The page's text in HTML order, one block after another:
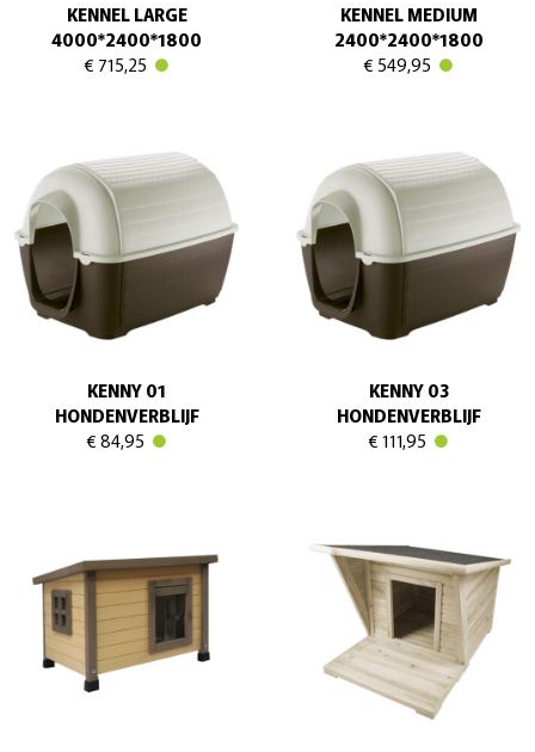
KENNEL LARGE
4000*2400*1800
€ 715,25
KENNEL MEDIUM
2400*2400*1800
€ 549,95
KENNY 01
HONDENVERBLIJF
€ 84,95
KENNY 03
HONDENVERBLIJF
€ 111,95